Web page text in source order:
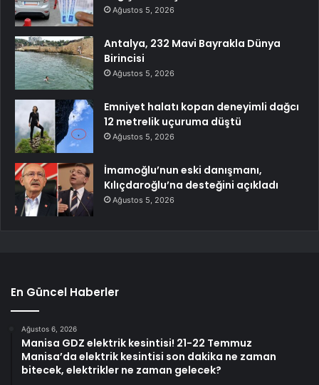
Ağustos 5, 2026
Antalya, 232 Mavi Bayrakla Dünya
Birincisi
Ağustos 5, 2026
Emniyet halatı kopan deneyimli dağcı
12 metrelik uçuruma düştü
Ağustos 5, 2026
İmamoğlu’nun eski danışmanı,
Kılıçdaroğlu’na desteğini açıkladı
Ağustos 5, 2026
En Güncel Haberler
Ağustos 6, 2026
Manisa GDZ elektrik kesintisi! 21-22 Temmuz
Manisa’da elektrik kesintisi son dakika ne zaman
bitecek, elektrikler ne zaman gelecek?